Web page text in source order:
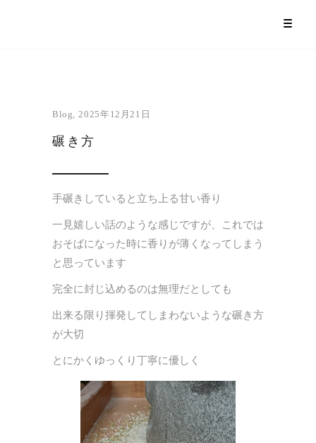
Blog 2025年12月21日
碾き方
手碾きしていると立ち上る甘い香り
一見嬉しい話のような感じですが、これでは
おそばになった時に香りが薄くなってしまう
と思っています
完全に封じ込めるのは無理だとしても
出来る限り揮発してしまわないような碾き方
が大切
とにかくゆっくり丁寧に優しく